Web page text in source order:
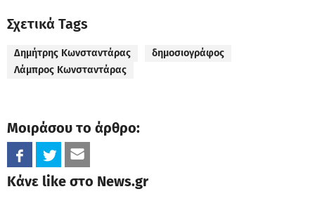
Σχετικά Tags
Δημήτρης Κωνσταντάρας
δημοσιογράφος
Λάμπρος Κωνσταντάρας
Μοιράσου το άρθρο:
Κάνε like στο News.gr